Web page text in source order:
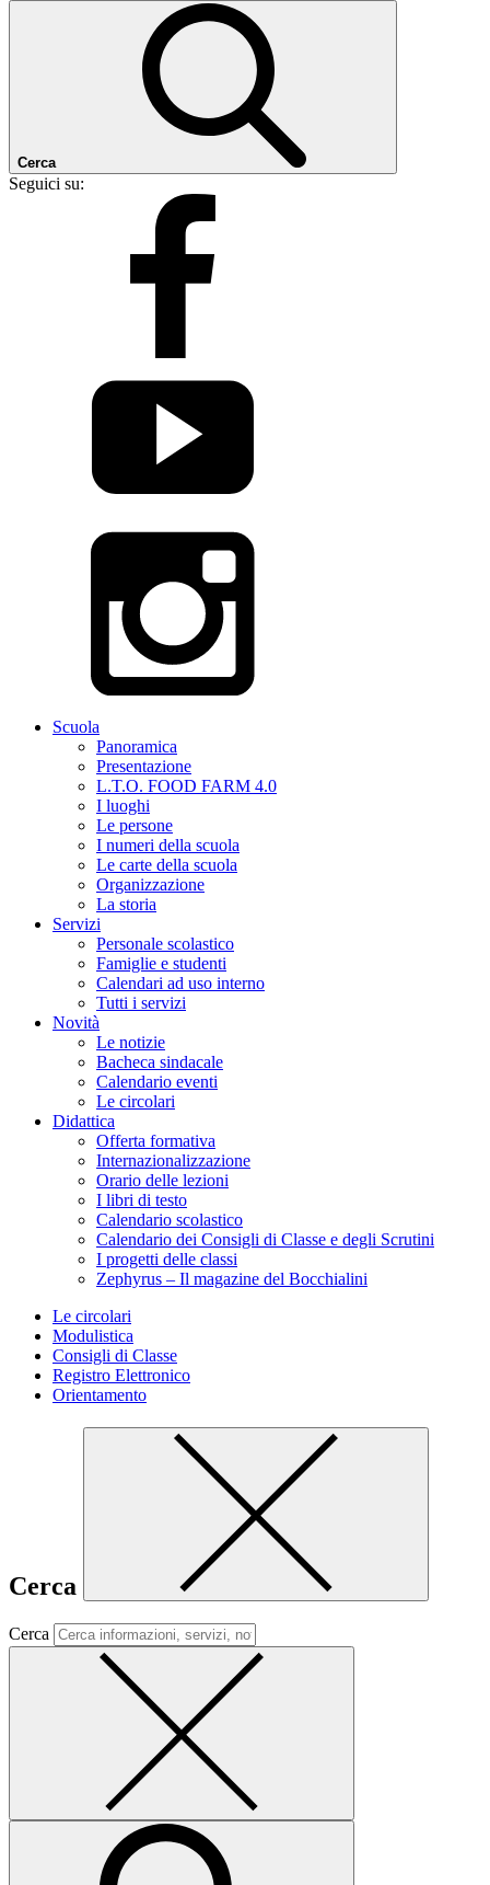
Cerca
Seguici su:
Scuola
Panoramica
Presentazione
L.T.O. FOOD FARM 4.0
I luoghi
Le persone
I numeri della scuola
Le carte della scuola
Organizzazione
La storia
Servizi
Personale scolastico
Famiglie e studenti
Calendari ad uso interno
Tutti i servizi
Novità
Le notizie
Bacheca sindacale
Calendario eventi
Le circolari
Didattica
Offerta formativa
Internazionalizzazione
Orario delle lezioni
I libri di testo
Calendario scolastico
Calendario dei Consigli di Classe e degli Scrutini
I progetti delle classi
Zephyrus – Il magazine del Bocchialini
Le circolari
Modulistica
Consigli di Classe
Registro Elettronico
Orientamento
Cerca
Cerca